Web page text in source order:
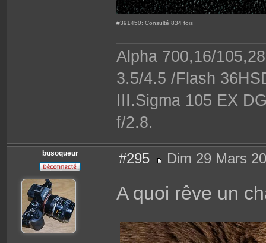
#391450: Consulté 834 fois
Alpha 700,16/
3.5/4.5 /Flash
III.Sigma 105 EX
f/2.8.
busoqueur #295
e
a
Dim 29 Mars
A quoi rêve un